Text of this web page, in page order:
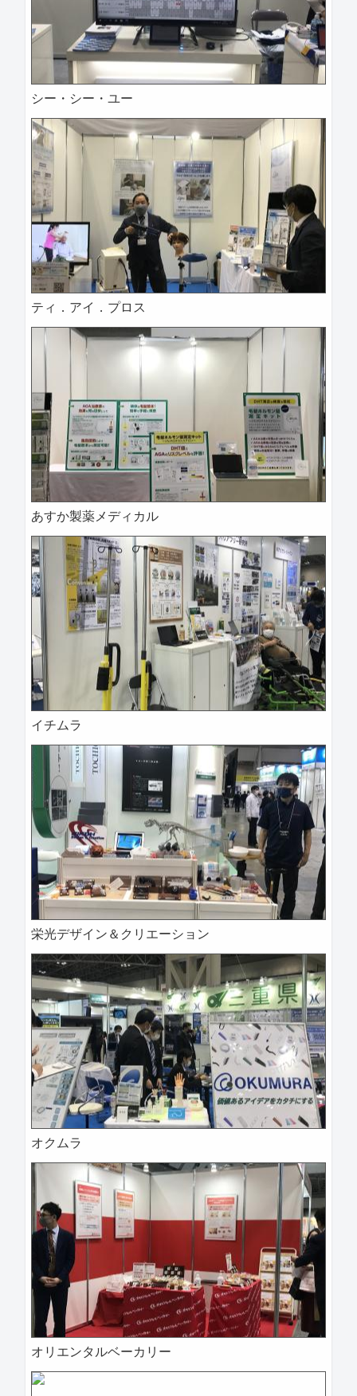
シー・シー・ユー
ティ．アイ．プロス
あすか製薬メディカル
イチムラ
栄光デザイン＆クリエーション
オクムラ
オリエンタルベーカリー